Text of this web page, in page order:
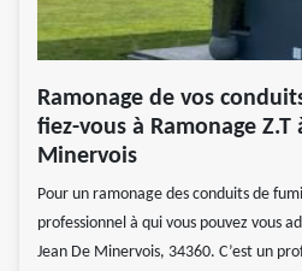
Ramonage de vos
fiez-vous à Ramonage Z.T
Minervois
Pour un ramonage des conduits de
professionnel à qui vous pouvez vous
Jean De Minervois, 34360. C’est un